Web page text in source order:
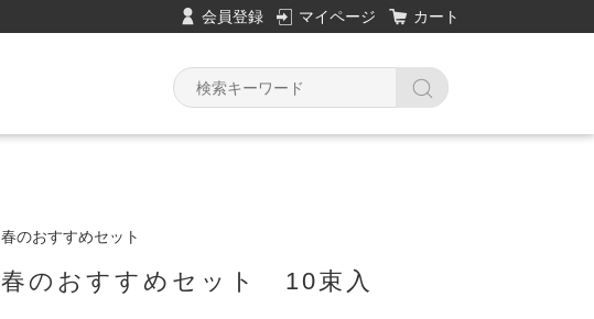
会員登録 マイページ カート
春のおすすめセット
春のおすすめセット 10束入